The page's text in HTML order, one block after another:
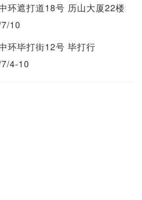
环遮打道18号 历山大厦22楼
10
环毕打街12号 毕打行
4-10